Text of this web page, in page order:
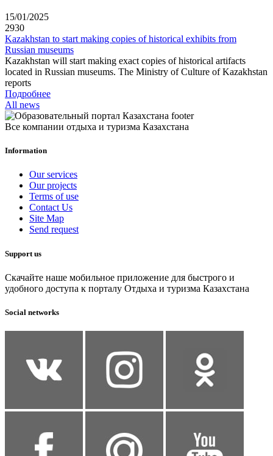
15/01/2025
2930
Kazakhstan to start making copies of historical exhibits from
Russian museums
Kazakhstan will start making exact copies of historical artifacts
located in Russian museums. The Ministry of Culture of Kazakhstan
reports
Подробнее
All news
Все компании отдыха и туризма Казахстана
Information
Our services
Our projects
Terms of use
Contact Us
Site Map
Send request
Support us
Скачайте наше мобильное приложение для быстрого и
удобного доступа к порталу Отдыха и туризма Казахстана
Social networks